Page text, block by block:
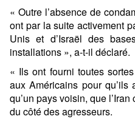
« Outre l’absence de
ont par la suite activement
Unis et d’Israël des
installations », a-t-il déclaré.
« Ils ont fourni toutes
aux Américains pour
qu’un pays voisin, que
du côté des agresseurs.